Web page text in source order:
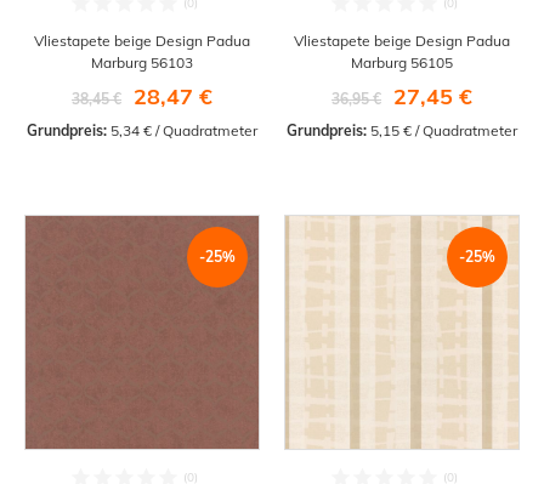
Vliestapete beige Design Padua
Marburg 56103
38,45 €
28,47 €
Grundpreis: 5,34 € / Quadratmeter
Vliestapete beige Design Padua
Marburg 56105
36,95 €
27,45 €
Grundpreis: 5,15 € / Quadratmeter
-25% -25%